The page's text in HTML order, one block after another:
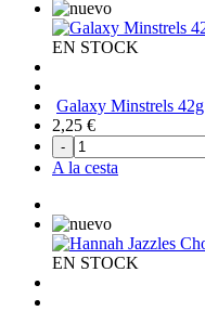
EN STOCK
Galaxy Minstrels 42g
2,25 €
-
A la cesta
EN STOCK